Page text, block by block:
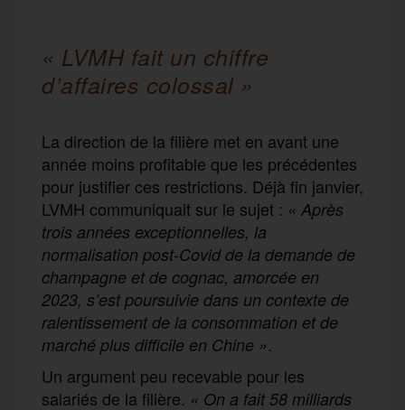
« LVMH fait un chiffre
d’affaires colossal »
La direction de la filière met en avant une
année moins profitable que les précédentes
pour justifier ces restrictions. Déjà fin janvier,
LVMH communiquait sur le sujet : « Après
trois années exceptionnelles, la
normalisation post-Covid de la demande de
champagne et de cognac, amorcée en
2023, s’est poursuivie dans un contexte de
ralentissement de la consommation et de
marché plus difficile en Chine ».
Un argument peu recevable pour les
salariés de la filière. « On a fait 58 milliards